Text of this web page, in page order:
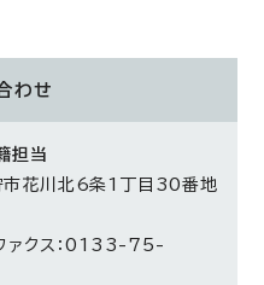
わせ
担当
花川北6条1丁目30番地
クス：0133-75-